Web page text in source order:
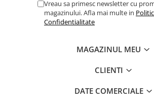
Vreau sa primesc newsletter cu
magazinului. Afla mai multe in
Confidentialitate
MAGAZINUL MEU
CLIENTI
DATE COMERCIALE